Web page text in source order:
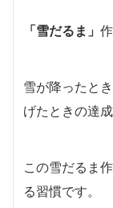
「雪だるま」
雪が降ったと
げたときの達
この雪だるま
る習慣です。